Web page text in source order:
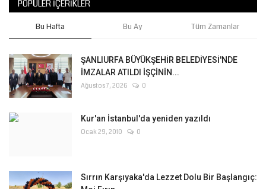
POPÜLER İÇERIKLER
Bu Hafta Bu Ay Tüm Zamanlar
ŞANLIURFA BÜYÜKŞEHİR BELEDİYESİ'NDE
İMZALAR ATILDI İŞÇİNİN...
Ağustos 7, 2026 0
Kur'an İstanbul'da yeniden yazıldı
Ocak 29, 2010 0
Sırrın Karşıyaka'da Lezzet Dolu Bir Başlangıç: